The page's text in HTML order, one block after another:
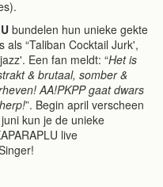
bundelen hun unieke gekte
“Taliban Cocktail Jurk',
Een fan meldt: “Het is
& brutaal, somber &
AA!PKPP gaat dwars
”. Begin april verscheen
kun je de unieke
live